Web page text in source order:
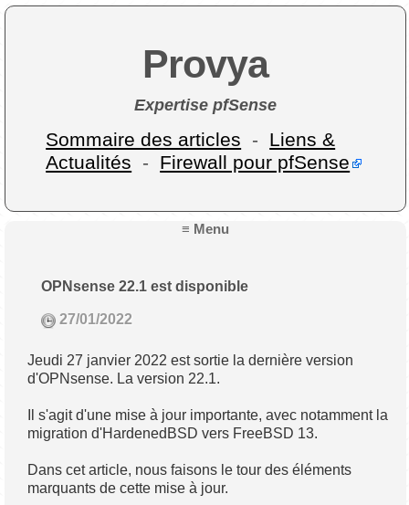
Provya
Expertise pfSense
Sommaire des articles - Liens &
Actualités - Firewall pour pfSense
≡ Menu
OPNsense 22.1 est disponible
27/01/2022
Jeudi 27 janvier 2022 est sortie la dernière version
d'OPNsense. La version 22.1.
Il s'agit d'une mise à jour importante, avec notamment la
migration d'HardenedBSD vers FreeBSD 13.
Dans cet article, nous faisons le tour des éléments
marquants de cette mise à jour.